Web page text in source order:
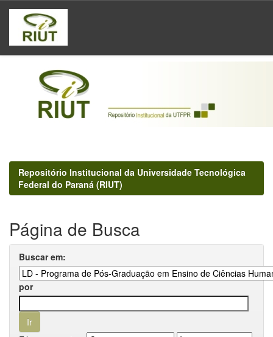
Skip
navigation
Repositório Institucional da Universidade Tecnológica
Federal do Paraná (RIUT)
Página de Busca
Buscar em:
por